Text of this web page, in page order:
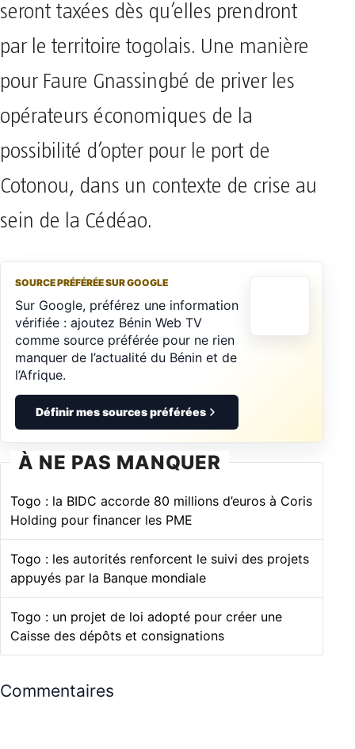
seront taxées dès qu’elles prendront
par le territoire togolais. Une manière
pour Faure Gnassingbé de priver les
opérateurs économiques de la
possibilité d’opter pour le port de
Cotonou, dans un contexte de crise au
sein de la Cédéao.
SOURCE PRÉFÉRÉE SUR GOOGLE
Sur Google, préférez une information
vérifiée : ajoutez Bénin Web TV
comme source préférée pour ne rien
manquer de l’actualité du Bénin et de
l’Afrique.
Définir mes sources préférées
À NE PAS MANQUER
Togo : la BIDC accorde 80 millions d’euros à Coris
Holding pour financer les PME
Togo : les autorités renforcent le suivi des projets
appuyés par la Banque mondiale
Togo : un projet de loi adopté pour créer une
Caisse des dépôts et consignations
Commentaires